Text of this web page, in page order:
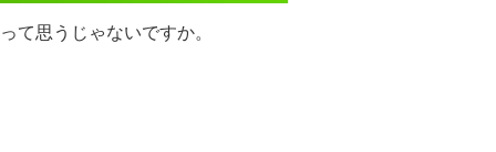
て思うじゃないですか。